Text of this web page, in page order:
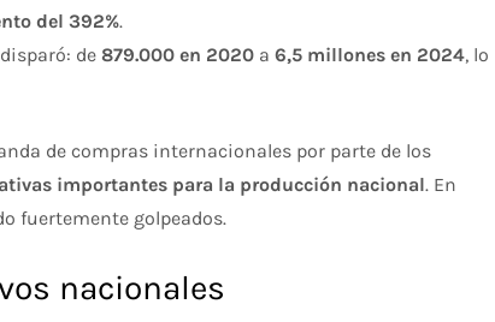
del 392%.
de879.000 en 2020 a6,5 millones en 2024, lo
de compras internacionales por parte de los
importantes para la producción nacional. En
fuertemente golpeados.
nacionales